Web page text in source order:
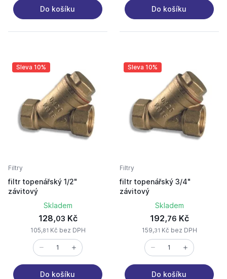
Do košíku Do košíku
Sleva 10%
Filtry
filtr topenářský 1/2"
závitový
Skladem
128,03 Kč
105,81 Kč bez DPH
Do košíku
Sleva 10%
Filtry
filtr topenářský 3/4"
závitový
Skladem
192,76 Kč
159,31 Kč bez DPH
Do košíku